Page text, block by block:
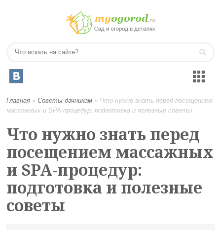
Главная »Советы дачникам » Что нужно знать перед посещением
массажных и SPA-процедур: подготовка и полезные советы
Что нужно знать перед
посещением массажных
и SPA-процедур:
подготовка и полезные
советы